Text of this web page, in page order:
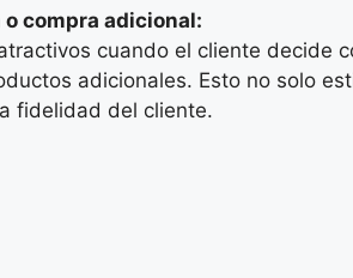
compra adicional:
cuando el cliente decide
adicionales. Esto no solo
fidelidad del cliente.